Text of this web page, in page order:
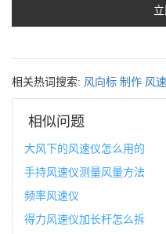
相关热词搜索: 风向标 制作 风
相似问题
大风下的风速仪怎么用的
手持风速仪测量风量方法
频率风速仪
得力风速仪加长杆怎么拆